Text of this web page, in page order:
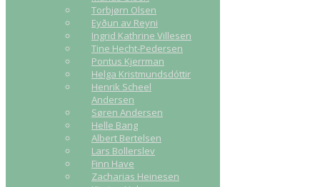
Torbjørn Olsen
Eyðun av Reyni
Ingrid Kathrine Villesen
Tine Hecht-Pedersen
Pontus Kjerrman
Helga Kristmundsdóttir
Henrik Scheel
Andersen
Søren Andersen
Helle Bang
Albert Bertelsen
Lars Bollerslev
Finn Have
Zacharias Heinesen